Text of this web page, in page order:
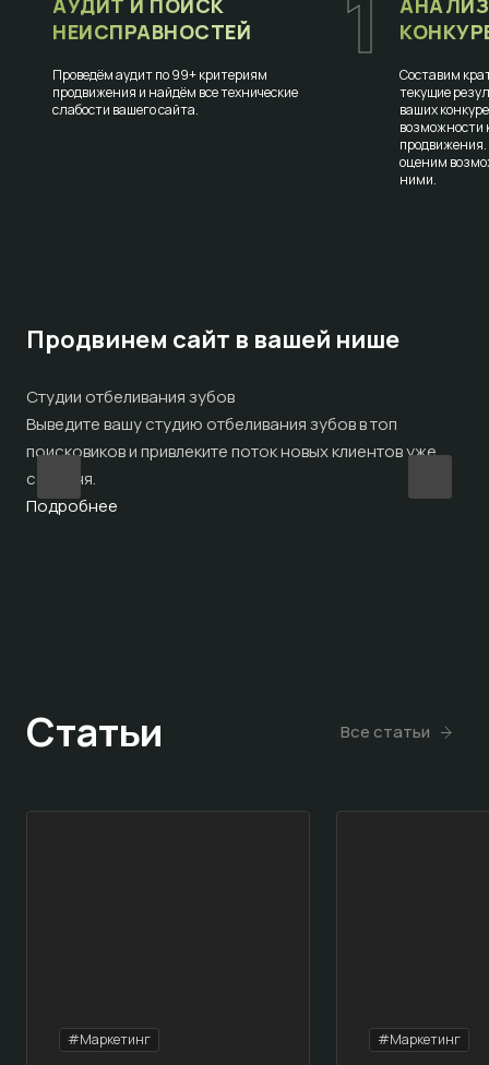
АУДИТ И ПОИСК
НЕИСПРАВНОСТЕЙ
Проведём аудит по 99+ критериям
продвижения и найдём все технические
слабости вашего сайта.
Составим
текущие
ваших
возможности
оценим
ними.
Продвинем сайт в вашей нише
Студии отбеливания зубов
Выведите вашу студию отбеливания зубов в топ
поисковиков и привлеките поток новых клиентов уже
сегодня.
Подробнее
Статьи Все статьи
#Маркетинг #Маркетинг